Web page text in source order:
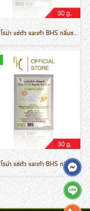
เกลืออโรม่า แช่ตัว และเท้า BHS กลิ่นชาเขียว ขนาด 30 g.
เกลืออโรม่า แช่ตัว และเท้า BHS กลิ่นจำปี ขนาด 30 g.